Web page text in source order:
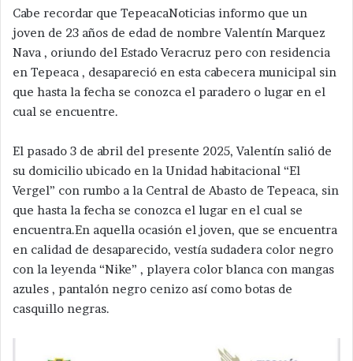
Cabe recordar que TepeacaNoticias informo que un
joven de 23 años de edad de nombre Valentín Marquez
Nava , oriundo del Estado Veracruz pero con residencia
en Tepeaca , desapareció en esta cabecera municipal sin
que hasta la fecha se conozca el paradero o lugar en el
cual se encuentre.
El pasado 3 de abril del presente 2025, Valentín salió de
su domicilio ubicado en la Unidad habitacional “El
Vergel” con rumbo a la Central de Abasto de Tepeaca, sin
que hasta la fecha se conozca el lugar en el cual se
encuentra.En aquella ocasión el joven, que se encuentra
en calidad de desaparecido, vestía sudadera color negro
con la leyenda “Nike” , playera color blanca con mangas
azules , pantalón negro cenizo así como botas de
casquillo negras.